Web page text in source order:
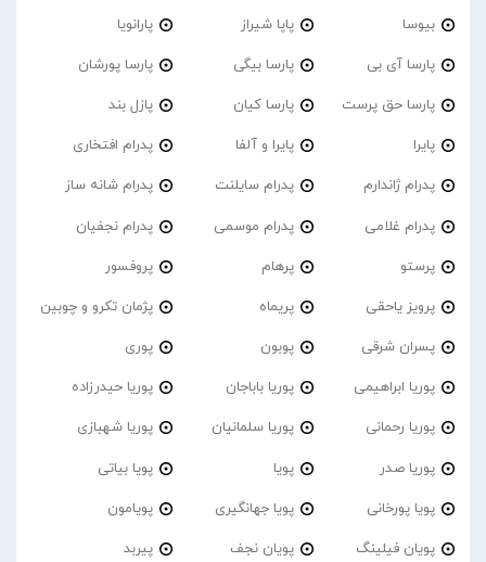
بیوسا پاپا شیراز پارانویا
پارسا آی بی پارسا بیگی پارسا پورشان
پارسا حق پرست پارسا کیان پازل بند
پایرا پایرا و آلفا پدرام افتخاری
پدرام ژاندارم پدرام‌ سایلنت پدرام شانه ساز
پدرام غلامی پدرام موسمی پدرام نجفیان
پرستو پرهام پروفسور
پرویز یاحقی پریماه پژمان تکرو و چوبین
پسران شرقی پوبون پوری
پوریا ابراهیمی پوریا باباجان پوریا حیدرزاده
پوریا رحمانی پوریا سلمانیان پوریا شهبازی
پوریا صدر پویا پویا بیاتی
پویا پورخانی پویا جهانگیری پویامون
پویان فیلینگ پویان نجف پیربد